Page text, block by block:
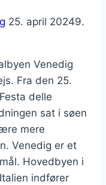
25. april 20249.
Venedig
Fra den 25.
delle
sat i søen
mere
Venedig er et
Hovedbyen i
indfører